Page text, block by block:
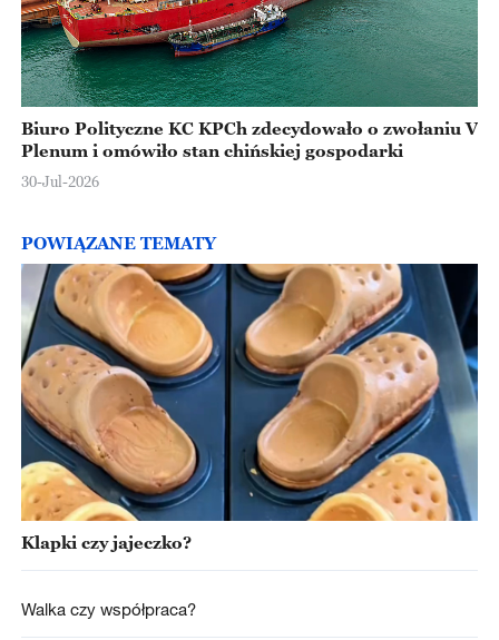
Biuro Polityczne KC KPCh zdecydowało o zwołaniu V
Plenum i omówiło stan chińskiej gospodarki
30-Jul-2026
POWIĄZANE TEMATY
Klapki czy jajeczko?
Walka czy współpraca?